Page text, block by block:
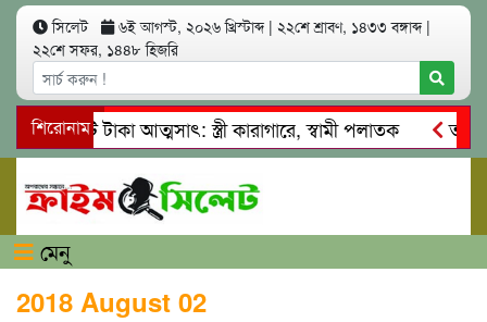
সিলেট ৬ই আগস্ট, ২০২৬ খ্রিস্টাব্দ | ২২শে শ্রাবণ, ১৪৩৩ বঙ্গাব্দ |
২২শে সফর, ১৪৪৮ হিজরি
শিরোনাম
কোটি টাকা আত্মসাৎ: স্ত্রী কারাগারে, স্বামী পলাতক
ও শ্রমিকদের মারধর
নগরীতে কোটি টাকার সম্পত্তি
মেনু
2018 August 02